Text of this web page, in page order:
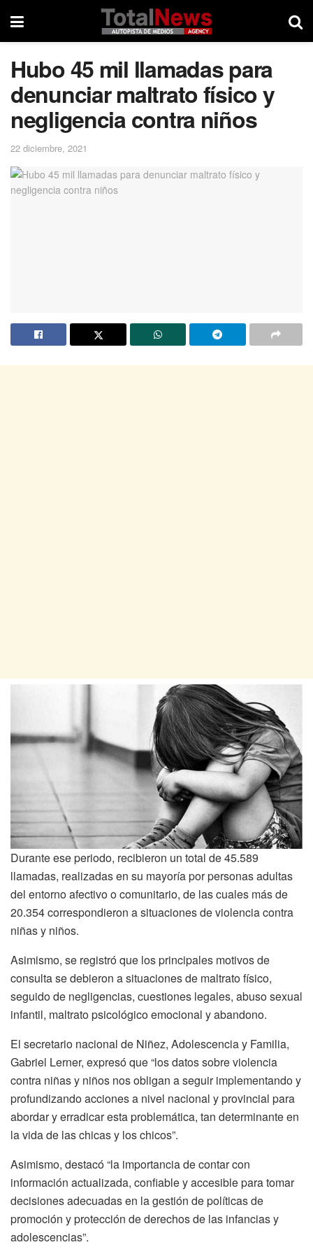
Hubo 45 mil llamadas para
denunciar maltrato físico y
negligencia contra niños
22 diciembre, 2021
Durante ese periodo, recibieron un total de 45.589
llamadas, realizadas en su mayoría por personas adultas
del entorno afectivo o comunitario, de las cuales más de
20.354 correspondieron a situaciones de violencia contra
niñas y niños.
Asimismo, se registró que los principales motivos de
consulta se debieron a situaciones de maltrato físico,
seguido de negligencias, cuestiones legales, abuso sexual
infantil, maltrato psicológico emocional y abandono.
El secretario nacional de Niñez, Adolescencia y Familia,
Gabriel Lerner, expresó que “los datos sobre violencia
contra niñas y niños nos obligan a seguir implementando y
profundizando acciones a nivel nacional y provincial para
abordar y erradicar esta problemática, tan determinante en
la vida de las chicas y los chicos”.
Asimismo, destacó “la importancia de contar con
información actualizada, confiable y accesible para tomar
decisiones adecuadas en la gestión de políticas de
promoción y protección de derechos de las infancias y
adolescencias”.